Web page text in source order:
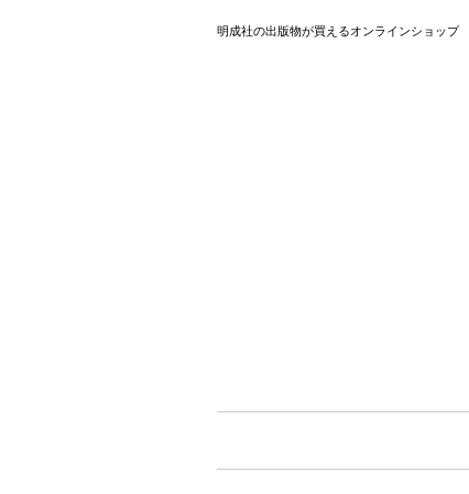
明成社の出版物が買えるオンラインショップ